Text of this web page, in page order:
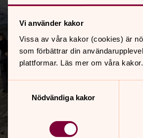
Vi använder kakor
Vissa av våra kakor (cookies) är
som förbättrar din
plattformar. Läs mer om våra kakor.
Nödvändiga kakor